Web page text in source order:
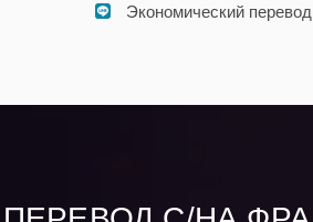
Экономический перевод